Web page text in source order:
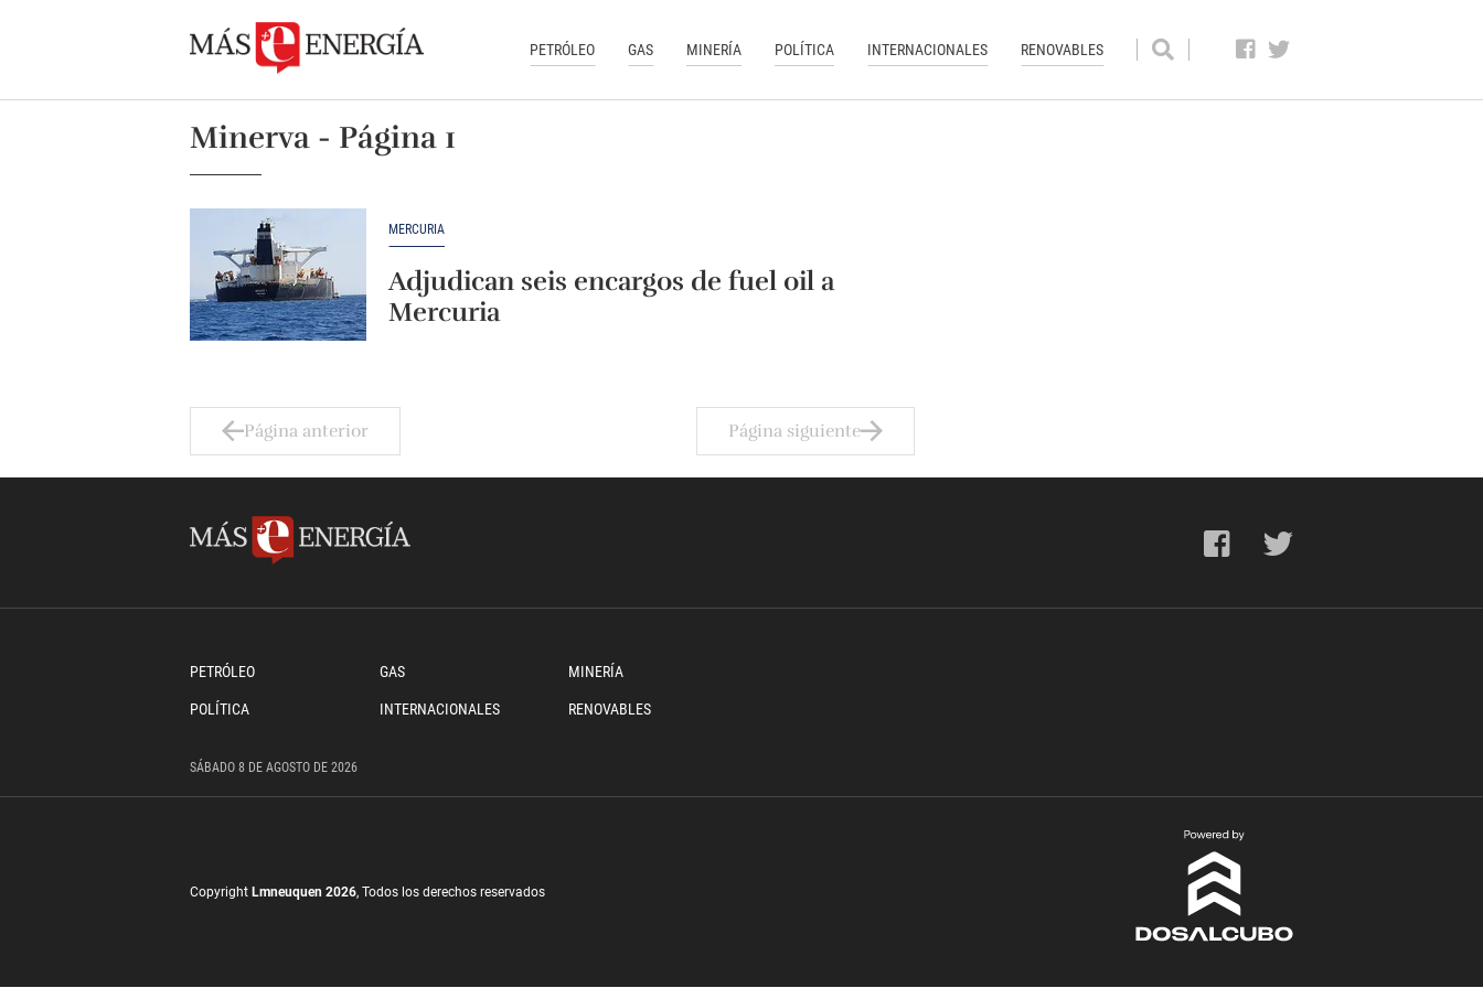
PETRÓLEO GAS MINERÍA POLÍTICA INTERNACIONALES RENOVABLES
Minerva - Página 1
MERCURIA
Adjudican seis encargos de fuel oil a
Mercuria
Página anterior Página siguiente
PETRÓLEO GAS MINERÍA
POLÍTICA INTERNACIONALES RENOVABLES
SÁBADO 8 DE AGOSTO DE 2026
Copyright Lmneuquen 2026, Todos los derechos reservados